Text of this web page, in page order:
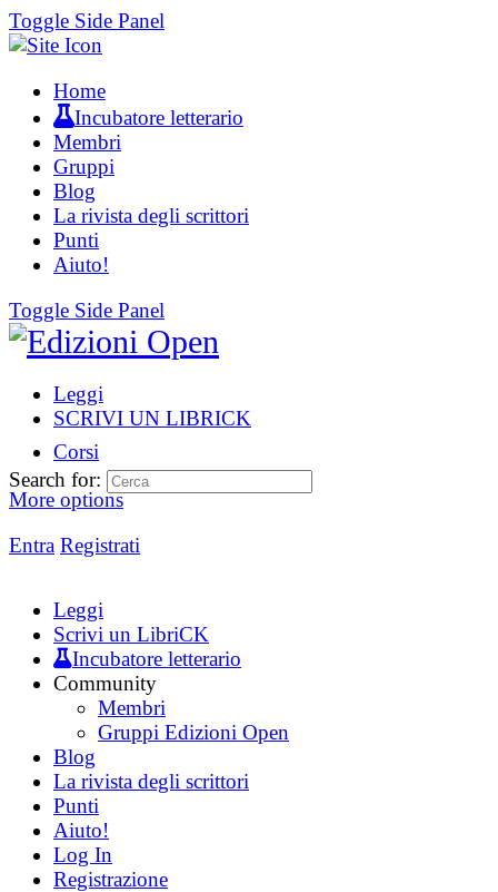
Toggle Side Panel
Home
Incubatore letterario
Membri
Gruppi
Blog
La rivista degli scrittori
Punti
Aiuto!
Toggle Side Panel
Leggi
SCRIVI UN LIBRICK
Corsi
More options
Entra Registrati
Search for:
Leggi
Scrivi un LibriCK
Incubatore letterario
Community
Membri
Gruppi Edizioni Open
Blog
La rivista degli scrittori
Punti
Aiuto!
Log In
Registrazione